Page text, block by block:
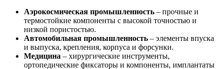
Аэрокосмическая промышленность – прочные и
термостойкие компоненты с высокой точностью и
низкой пористостью.
Автомобильная промышленность – элементы впуска
и выпуска, крепления, корпуса и форсунки.
Медицина – хирургические инструменты,
ортопедические фиксаторы и компоненты, имплантаты